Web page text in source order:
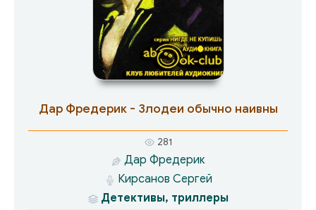
Дар Фредерик - Злодеи обычно наивны
281
Дар Фредерик
Кирсанов Сергей
Детективы, триллеры